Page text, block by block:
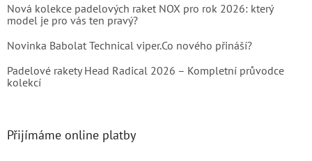
Nová kolekce padelových raket NOX pro rok 2026: který
model je pro vás ten pravý?
Novinka Babolat Technical viper.Co nového přináší?
Padelové rakety Head Radical 2026 – Kompletní průvodce
kolekcí
Přijímáme online platby